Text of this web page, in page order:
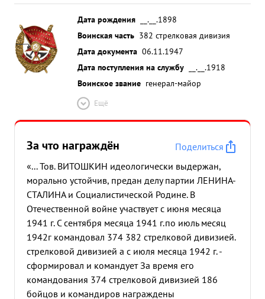
Дата рождения
__.__.1898
Воинская часть 382 стрелковая дивизия
Дата документа 06.11.1947
Дата поступления на службу
__.__.1918
Воинское звание генерал-майор
Ещё
За что награждён
Поделиться
«... Тов. ВИТОШКИН идеологически выдержан,
морально устойчив, предан делу партии ЛЕНИНА-
СТАЛИНА и Социалистической Родине. В
Отечественной войне участвует с июня месяца
1941 г. С сентября месяца 1941 г.по июль месяц
1942г командовал 374 382 стрелковой дивизией.
стрелковой дивизией а с июля месяца 1942 г. -
сформировал и командует За время его
командования 374 стрелковой дивизией 186
бойцов и командиров награждены